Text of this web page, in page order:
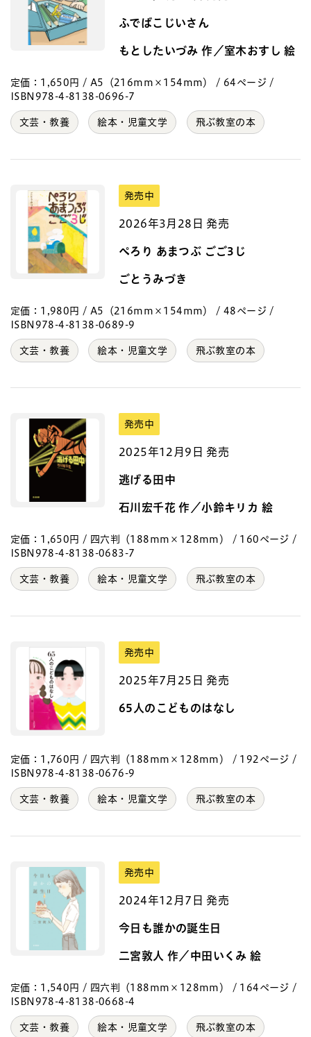
ふでばこじいさん
もとしたいづみ 作／室木おすし 絵
定価：1,650円 / A5（216mm×154mm） / 64ページ /
ISBN978-4-8138-0696-7
文芸・教養 絵本・児童文学 飛ぶ教室の本
発売中
2026年3月28日 発売
ぺろり あまつぶ ごご3じ
ごとうみづき
定価：1,980円 / A5（216mm×154mm） / 48ページ /
ISBN978-4-8138-0689-9
文芸・教養 絵本・児童文学 飛ぶ教室の本
発売中
2025年12月9日 発売
逃げる田中
石川宏千花 作／小鈴キリカ 絵
定価：1,650円 / 四六判（188mm×128mm） / 160ページ /
ISBN978-4-8138-0683-7
文芸・教養 絵本・児童文学 飛ぶ教室の本
発売中
2025年7月25日 発売
65人のこどものはなし
定価：1,760円 / 四六判（188mm×128mm） / 192ページ /
ISBN978-4-8138-0676-9
文芸・教養 絵本・児童文学 飛ぶ教室の本
発売中
2024年12月7日 発売
今日も誰かの誕生日
二宮敦人 作／中田いくみ 絵
定価：1,540円 / 四六判（188mm×128mm） / 164ページ /
ISBN978-4-8138-0668-4
文芸・教養 絵本・児童文学 飛ぶ教室の本